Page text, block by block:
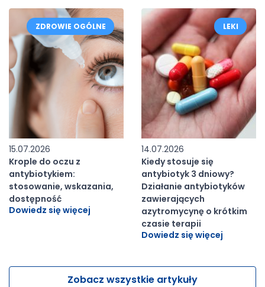
15.07.2026
Krople do oczu z
antybiotykiem:
stosowanie, wskazania,
dostępność
Dowiedz się więcej
ZDROWIE OGÓLNE
14.07.2026
Kiedy stosuje się
antybiotyk 3 dniowy?
Działanie antybiotyków
zawierających
azytromycynę o krótkim
czasie terapii
Dowiedz się więcej
LEKI
Zobacz wszystkie artykuły